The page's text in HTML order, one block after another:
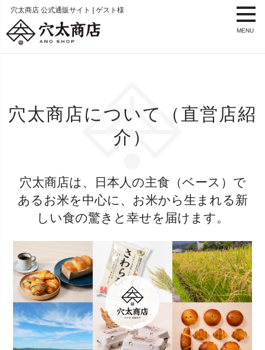
穴太商店 公式通販サイト | ゲスト様
MENU
穴太商店について（直営店紹
介）
穴太商店は、日本人の主食（ベース）で
あるお米を中心に、
お米から生まれる新
しい食の驚きと幸せを届けます。